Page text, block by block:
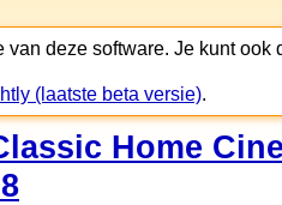
van deze software. Je kunt ook
(laatste beta versie).
Home